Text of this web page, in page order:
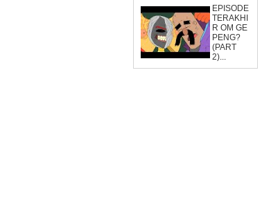
EPISODE
TERAKHI
R OM GE
PENG?
(PART
2)...